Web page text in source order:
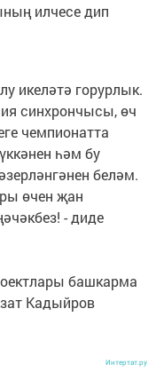
илчесе дип
икеләтә горурлык.
синхрончысы, өч
чемпионатта
һәм бу
беләм.
өчен җан
- диде
башкарма
Кадыйров
Интертат.ру